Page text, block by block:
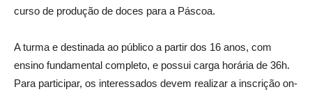
curso de produção de doces para a Páscoa.
A turma e destinada ao público a partir dos 16 anos, com
ensino fundamental completo, e possui carga horária de 36h.
Para participar, os interessados devem realizar a inscrição on-